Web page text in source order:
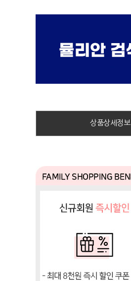
상품상세정보